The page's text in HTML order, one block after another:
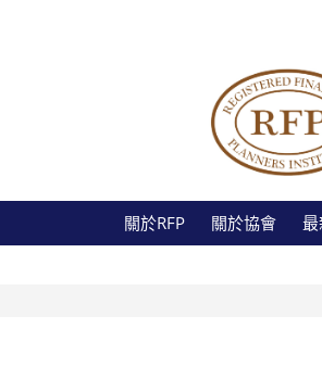
關於RFP 關於協會